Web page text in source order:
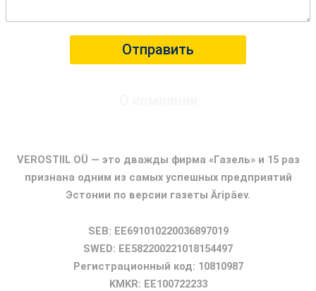
Отправить
VEROSTIIL OÜ — это дважды фирма «Газель» и 15 раз
признана одним из самых успешных предприятий
Эстонии по версии газеты Äripäev.
SEB: EE691010220036897019
SWED: EE582200221018154497
Регистрационный код: 10810987
KMKR: EE100722233